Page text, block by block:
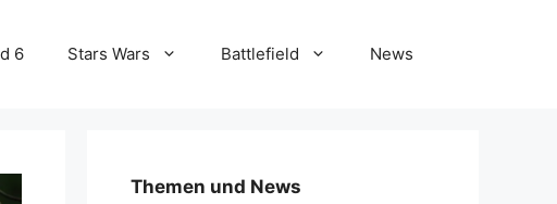
6 Stars Wars Battlefield News
Themen und News